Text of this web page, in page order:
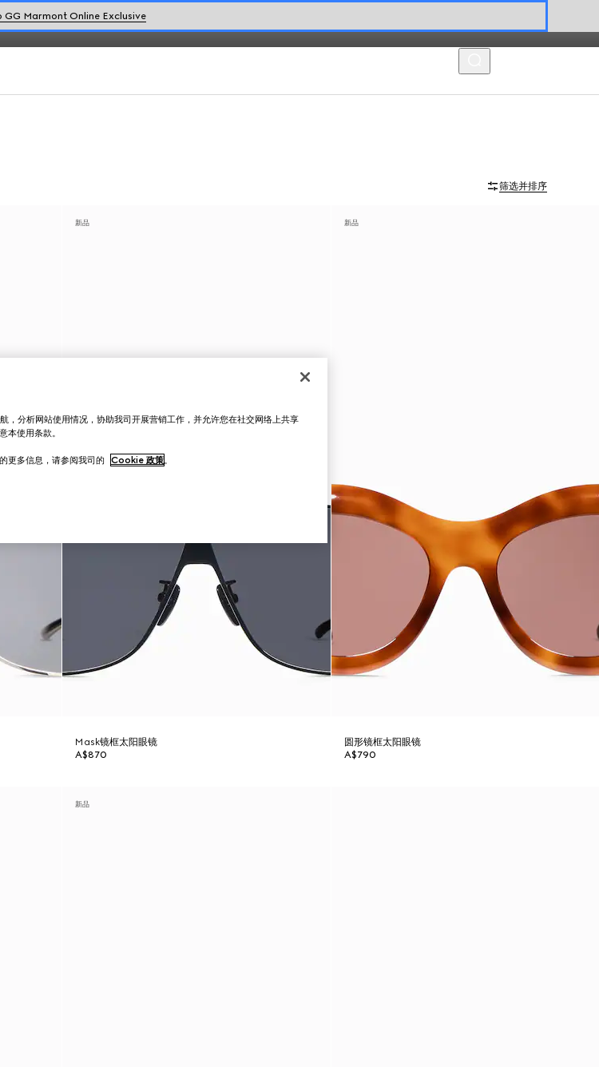
GG Marmont Online Exclusive
筛选并排序
新品
Mask镜框太阳眼镜
A$870
新品
圆形镜框太阳眼镜
A$790
新品
分析网站使用情况，协助我司开展营销工作，并允许您在社交网络上共享
本使用条款。
更多信息，请参阅我司的 Cookie 政策。